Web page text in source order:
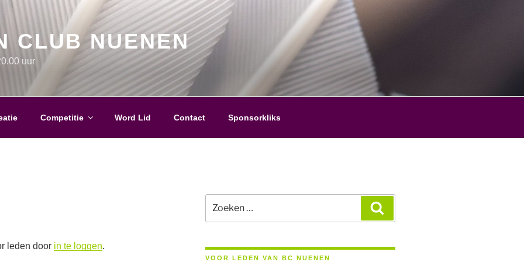
CLUB NUENEN
uur
Competitie Word Lid Contact Sponsorkliks
leden door in te loggen.
naar:
VOOR LEDEN VAN BC NUENEN